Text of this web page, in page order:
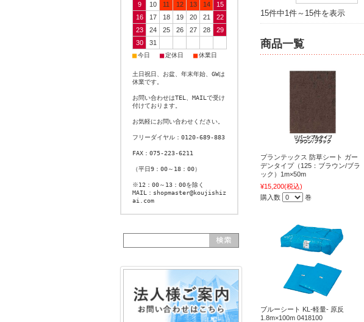
15件中1件～15件を表示
商品一覧
プランテックス 防草シート ガー
デンタイプ（125：ブラウン/ブラ
ック）1m×50m
¥15,200(税込)
購入数
巻
ブルーシート KL-軽量- 原反
1.8m×100m 0418100
9
10 11 12 13 14
15
16
17 18 19 20 21
22
23
24 25 26 27 28
29
30
31
■今日 ■定休日 ■休業日
土日祝日、お盆、年末年始、GWは
休業です。
お問い合わせはTEL、MAILで受け
付けております。
お気軽にお問い合わせください。
フリーダイヤル：0120-689-883
FAX：075-223-6211
（平日9：00～18：00）
※12：00～13：00を除く
MAIL：shopmaster@koujishiz
ai.com